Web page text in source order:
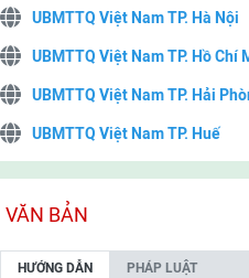
UBMTTQ Việt Nam TP. Hà Nội
UBMTTQ Việt Nam TP. Hồ Chí
UBMTTQ Việt Nam TP. Hải
UBMTTQ Việt Nam TP. Huế
UBMTTQ Việt Nam TP. Cần Thơ
UBMTTQ Việt Nam tỉnh Quảng
VĂN BẢN
HƯỚNG DẪN PHÁP LUẬT